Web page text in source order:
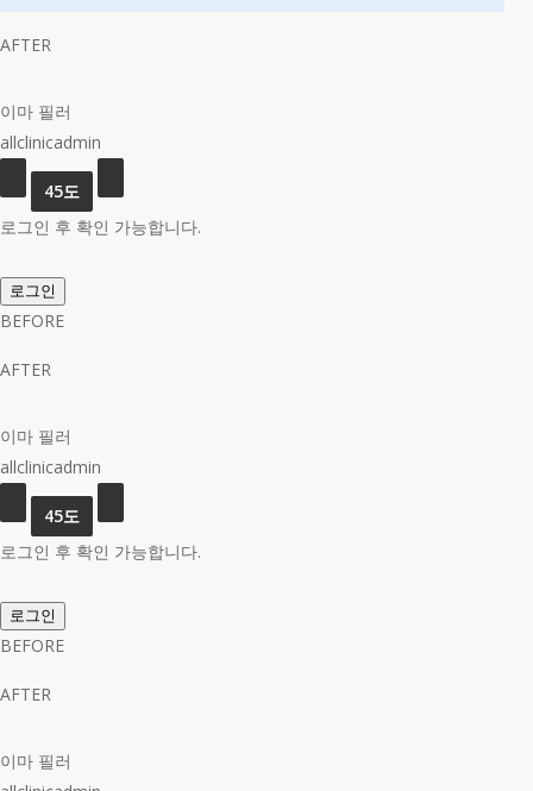
AFTER
이마 필러
allclinicadmin
로그인 후 확인 가능합니다.
로그인
BEFORE
AFTER
이마 필러
allclinicadmin
로그인 후 확인 가능합니다.
로그인
BEFORE
AFTER
이마 필러